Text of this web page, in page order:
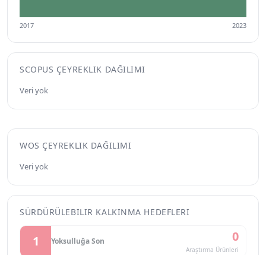
2017 2023
SCOPUS ÇEYREKLIK DAĞILIMI
Veri yok
WOS ÇEYREKLIK DAĞILIMI
Veri yok
SÜRDÜRÜLEBILIR KALKINMA HEDEFLERI
1 Yoksulluğa Son 0
Araştırma Ürünleri